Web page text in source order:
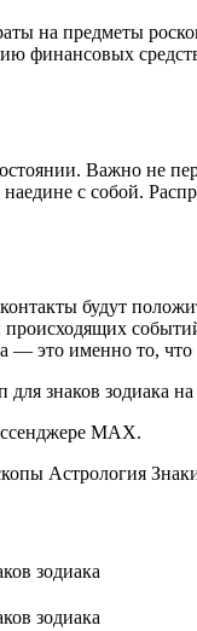
на предметы
финансовых
Важно не
с собой.
будут
— это именно то,
знаков зодиака на
MAX.
Астрология
зодиака
зодиака